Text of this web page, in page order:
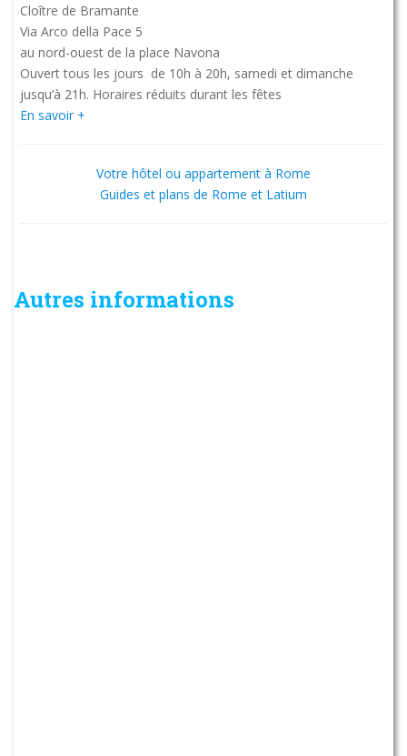
Cloître de Bramante
Via Arco della Pace 5
au nord-ouest de la place Navona
Ouvert tous les jours de 10h à 20h, samedi et dimanche
jusqu’à 21h. Horaires réduits durant les fêtes
En savoir +
Votre hôtel ou appartement à Rome
Guides et plans de Rome et Latium
Autres informations